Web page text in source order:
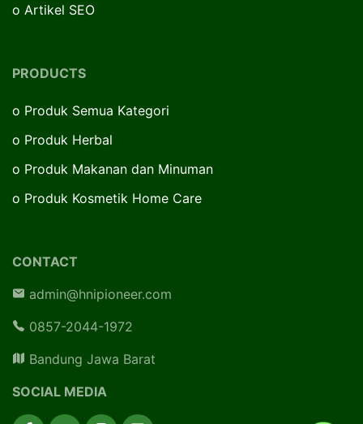
o Artikel SEO
PRODUCTS
o Produk Semua Kategori
o Produk Herbal
o Produk Makanan dan Minuman
o Produk Kosmetik Home Care
CONTACT
admin@hnipioneer.com
0857-2044-1972
Bandung Jawa Barat
SOCIAL MEDIA